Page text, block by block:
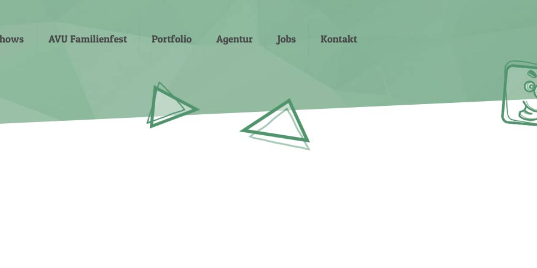
AVU Familienfest Portfolio Agentur Jobs Kontakt